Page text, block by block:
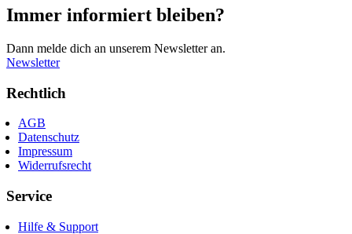
Immer informiert bleiben?
Dann melde dich an unserem Newsletter an.
Newsletter
Rechtlich
AGB
Datenschutz
Impressum
Widerrufsrecht
Service
Hilfe & Support